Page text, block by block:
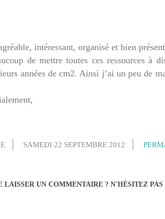
intéressant, organisé et bien
de mettre toutes ces ressources à
années de cm2. Ainsi j’ai un peu de
SAMEDI 22 SEPTEMBRE 2012
LAISSER UN COMMENTAIRE ? N'HÉSITEZ PAS